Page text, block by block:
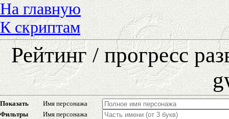
На главную
К скриптам
Рейтинг / прогресс
Показать
Имя персонажа
Фильтры
Имя персонажа